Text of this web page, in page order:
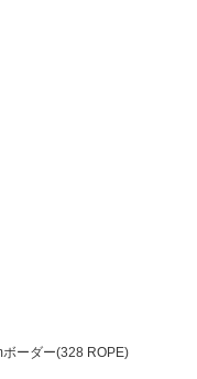
ーダー(328 ROPE)